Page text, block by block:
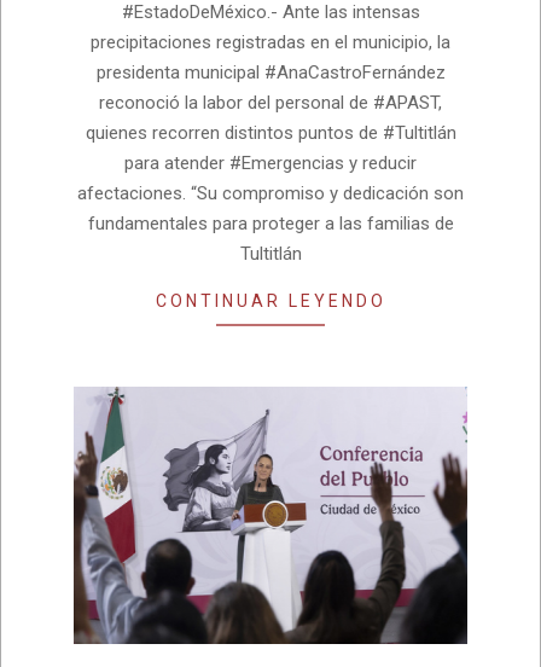
#EstadoDeMéxico.- Ante las intensas
precipitaciones registradas en el municipio, la
presidenta municipal #AnaCastroFernández
reconoció la labor del personal de #APAST,
quienes recorren distintos puntos de #Tultitlán
para atender #Emergencias y reducir
afectaciones. “Su compromiso y dedicación son
fundamentales para proteger a las familias de
Tultitlán
CONTINUAR LEYENDO